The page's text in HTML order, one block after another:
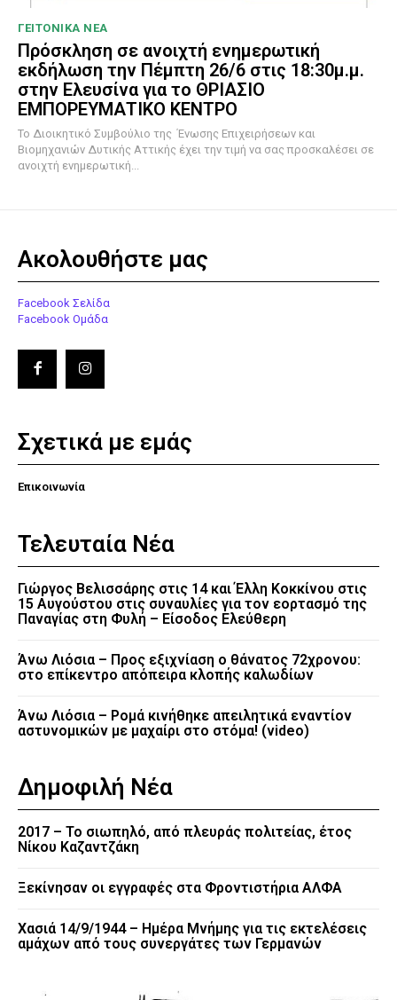
ΓΕΙΤΟΝΙΚΑ ΝΕΑ
Πρόσκληση σε ανοιχτή ενημερωτική
εκδήλωση την Πέμπτη 26/6 στις 18:30μ.μ.
στην Ελευσίνα για το ΘΡΙΑΣΙΟ
ΕΜΠΟΡΕΥΜΑΤΙΚΟ ΚΕΝΤΡΟ
To Διοικητικό Συμβούλιο της Ένωσης Επιχειρήσεων και
Βιομηχανιών Δυτικής Αττικής έχει την τιμή να σας προσκαλέσει σε
ανοιχτή ενημερωτική...
Ακολουθήστε μας
Facebook Σελίδα
Facebook Ομάδα
Σχετικά με εμάς
Επικοινωνία
Τελευταία Νέα
Γιώργος Βελισσάρης στις 14 και Έλλη Κοκκίνου στις
15 Αυγούστου στις συναυλίες για τον εορτασμό της
Παναγίας στη Φυλή – Είσοδος Ελεύθερη
Άνω Λιόσια – Προς εξιχνίαση ο θάνατος 72χρονου:
στο επίκεντρο απόπειρα κλοπής καλωδίων
Άνω Λιόσια – Ρομά κινήθηκε απειλητικά εναντίον
αστυνομικών με μαχαίρι στο στόμα! (video)
Δημοφιλή Νέα
2017 – Το σιωπηλό, από πλευράς πολιτείας, έτος
Νίκου Καζαντζάκη
Ξεκίνησαν οι εγγραφές στα Φροντιστήρια ΑΛΦΑ
Χασιά 14/9/1944 – Ημέρα Μνήμης για τις εκτελέσεις
αμάχων από τους συνεργάτες των Γερμανών